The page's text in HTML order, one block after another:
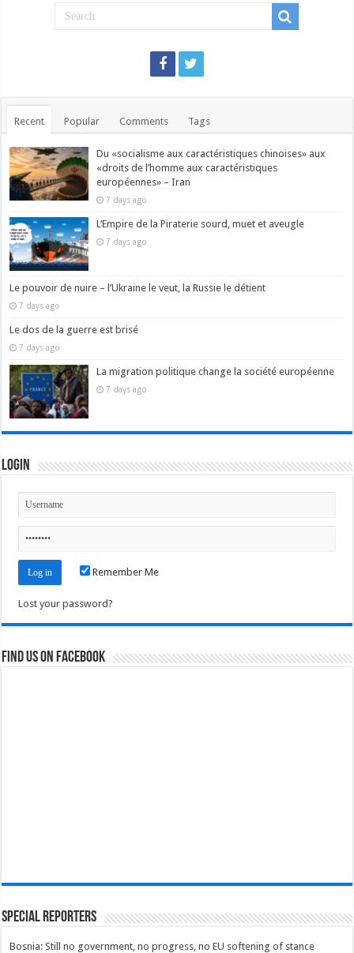
Recent Popular Comments Tags
Du «socialisme aux caractéristiques chinoises» aux
«droits de l’homme aux caractéristiques
européennes» – Iran
7 days ago
L’Empire de la Piraterie sourd, muet et aveugle
7 days ago
Le pouvoir de nuire – l’Ukraine le veut, la Russie le détient
7 days ago
Le dos de la guerre est brisé
7 days ago
La migration politique change la société européenne
7 days ago
Login
Remember Me
Lost your password?
Find us on Facebook
Special Reporters
Bosnia: Still no government, no progress, no EU softening of stance